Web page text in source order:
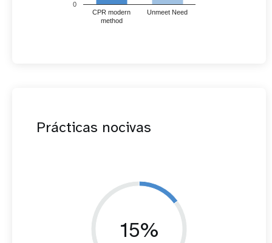
CPR modern
method
Unmeet Need
0
Prácticas nocivas
15%